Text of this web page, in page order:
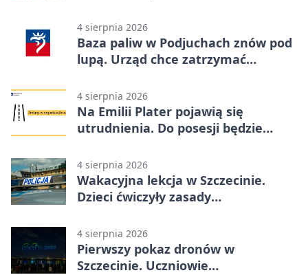
4 sierpnia 2026
Baza paliw w Podjuchach znów pod
lupą. Urząd chce zatrzymać
4 sierpnia 2026
Na Emilii Plater pojawią się
utrudnienia. Do posesji będzie
4 sierpnia 2026
Wakacyjna lekcja w Szczecinie.
Dzieci ćwiczyły zasady
4 sierpnia 2026
Pierwszy pokaz dronów w
Szczecinie. Uczniowie